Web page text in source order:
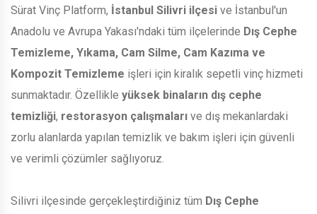
Sürat Vinç Platform, İstanbul Silivri ilçesi ve İstanbul'un
Anadolu ve Avrupa Yakası'ndaki tüm ilçelerinde Dış Cephe
Temizleme, Yıkama, Cam Silme, Cam Kazıma ve
Kompozit Temizleme işleri için kiralık sepetli vinç hizmeti
sunmaktadır. Özellikle yüksek binaların dış cephe
temizliği, restorasyon çalışmaları ve dış mekanlardaki
zorlu alanlarda yapılan temizlik ve bakım işleri için güvenli
ve verimli çözümler sağlıyoruz.
Silivri ilçesinde gerçekleştirdiğiniz tüm Dış Cephe